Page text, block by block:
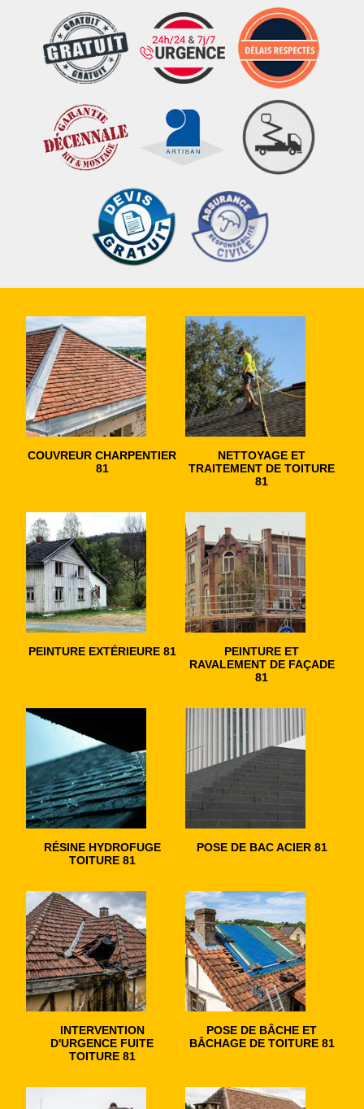
COUVREUR CHARPENTIER
81
NETTOYAGE ET
TRAITEMENT DE TOITURE
81
PEINTURE EXTÉRIEURE 81
PEINTURE ET
RAVALEMENT DE FAÇADE
81
RÉSINE HYDROFUGE
TOITURE 81
POSE DE BAC ACIER 81
INTERVENTION
D'URGENCE FUITE
TOITURE 81
POSE DE BÂCHE ET
BÂCHAGE DE TOITURE 81